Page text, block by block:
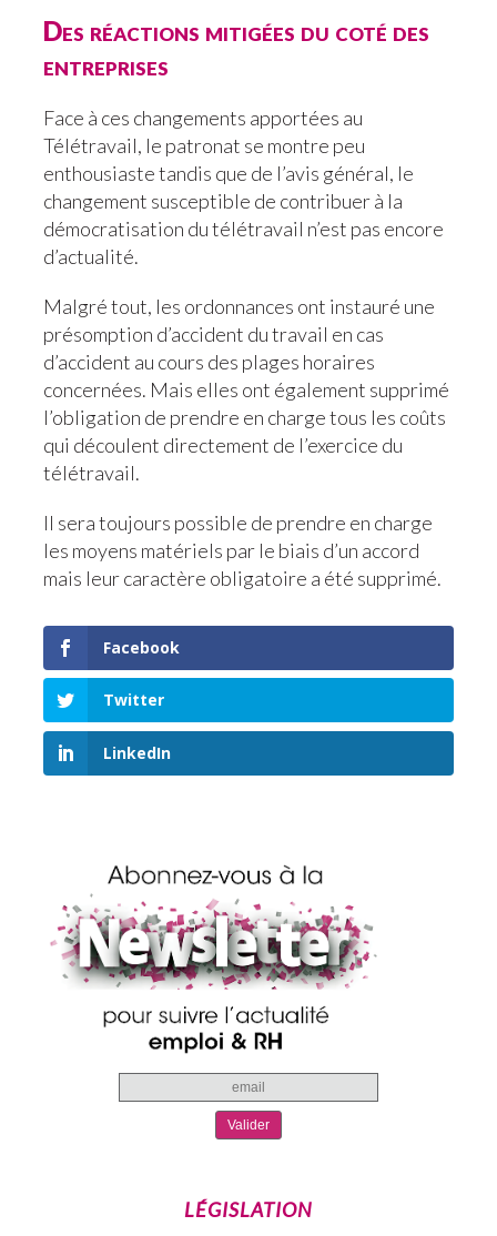
Des réactions mitigées du coté des
entreprises
Face à ces changements apportées au
Télétravail, le patronat se montre peu
enthousiaste tandis que de l’avis général, le
changement susceptible de contribuer à la
démocratisation du télétravail n’est pas encore
d’actualité.
Malgré tout, les ordonnances ont instauré une
présomption d’accident du travail en cas
d’accident au cours des plages horaires
concernées. Mais elles ont également supprimé
l’obligation de prendre en charge tous les coûts
qui découlent directement de l’exercice du
télétravail.
Il sera toujours possible de prendre en charge
les moyens matériels par le biais d’un accord
mais leur caractère obligatoire a été supprimé.
Facebook
Twitter
LinkedIn
LÉGISLATION